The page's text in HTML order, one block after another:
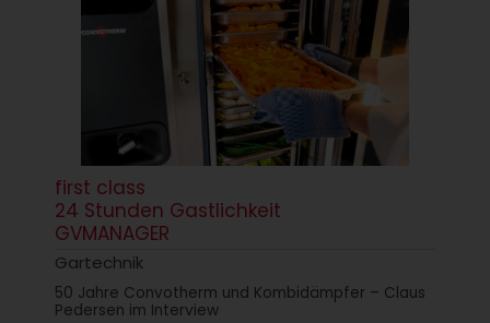
first class
24 Stunden Gastlichkeit
GVMANAGER
Gartechnik
50 Jahre Convotherm und Kombidämpfer – Claus
Pedersen im Interview